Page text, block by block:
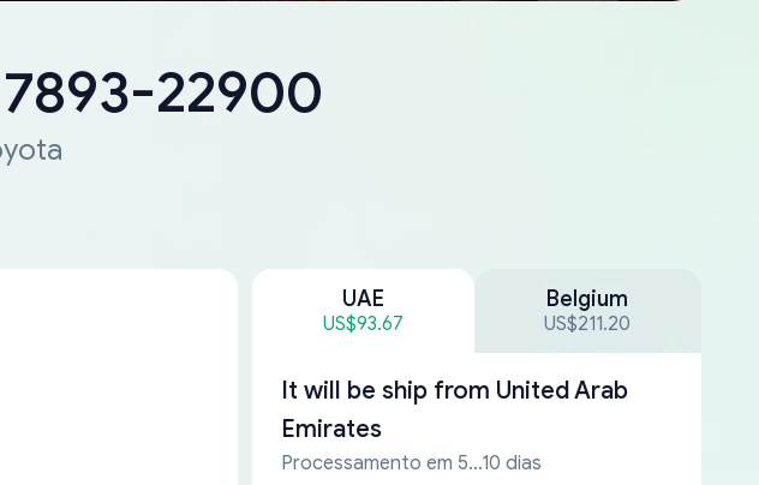
22900
UAE
US$93.67
Belgium
US$211.20
It will be ship from United Arab
Emirates
Processamento em 5...10 dias